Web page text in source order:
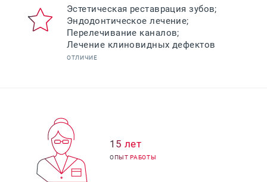
Эстетическая реставрация зубов;
Эндодонтическое лечение;
Перелечивание каналов;
Лечение клиновидных дефектов
ОТЛИЧИЕ
15 лет
ОПЫТ РАБОТЫ